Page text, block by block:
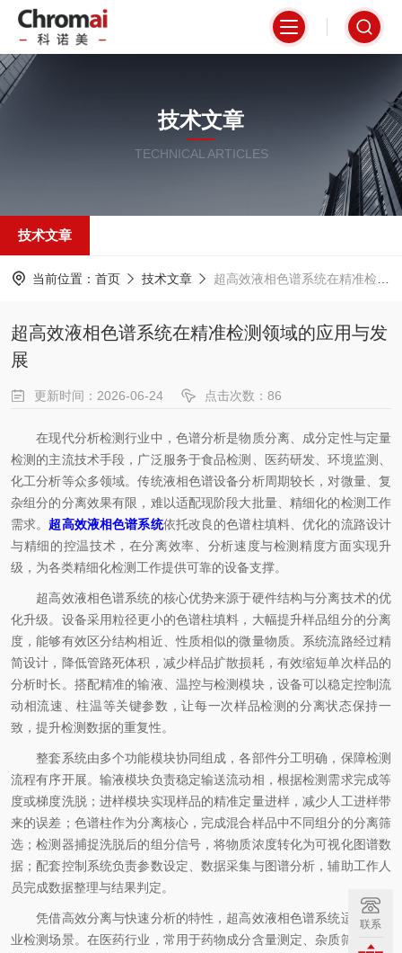
技术文章
TECHNICAL ARTICLES
技术文章
当前位置： 首页 技术文章 超高效液相色谱系统在精准检测领域的应用与发展
超高效液相色谱系统在精准检测领域的应用与发
展
更新时间：2026-06-24 点击次数：86
在现代分析检测行业中，色谱分析是物质分离、成分定性与定量
检测的主流技术手段，广泛服务于食品检测、医药研发、环境监测、
化工分析等众多领域。传统液相色谱设备分析周期较长，对微量、复
杂组分的分离效果有限，难以适配现阶段大批量、精细化的检测工作
需求。 超高效液相色谱系统依托改良的色谱柱填料、优化的流路设计
与精细的控温技术，在分离效率、分析速度与检测精度方面实现升
级，为各类精细化检测工作提供可靠的设备支撑。
超高效液相色谱系统的核心优势来源于硬件结构与分离技术的优
化升级。设备采用粒径更小的色谱柱填料，大幅提升样品组分的分离
度，能够有效区分结构相近、性质相似的微量物质。系统流路经过精
简设计，降低管路死体积，减少样品扩散损耗，有效缩短单次样品的
分析时长。搭配精准的输液、温控与检测模块，设备可以稳定控制流
动相流速、柱温等关键参数，让每一次样品检测的分离状态保持一
致，提升检测数据的重复性。
整套系统由多个功能模块协同组成，各部件分工明确，保障检测
流程有序开展。输液模块负责稳定输送流动相，根据检测需求完成等
度或梯度洗脱；进样模块实现样品的精准定量进样，减少人工进样带
来的误差；色谱柱作为分离核心，完成混合样品中不同组分的分离筛
选；检测器捕捉洗脱后的组分信号，将物质浓度转化为可视化图谱数
据；配套控制系统负责参数设定、数据采集与图谱分析，辅助工作人
员完成数据整理与结果判定。
凭借高效分离与快速分析的特性，超高效液相色谱系统适配多行
业检测场景。在医药行业，常用于药物成分含量测定、杂质筛查、药
联系